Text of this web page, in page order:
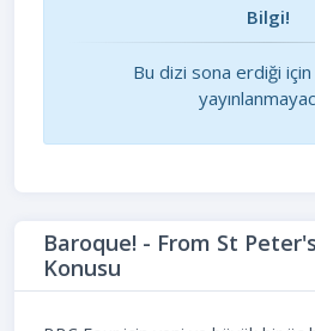
Bilgi!
Bu dizi sona erdiği
Baroque! - From St
Konusu